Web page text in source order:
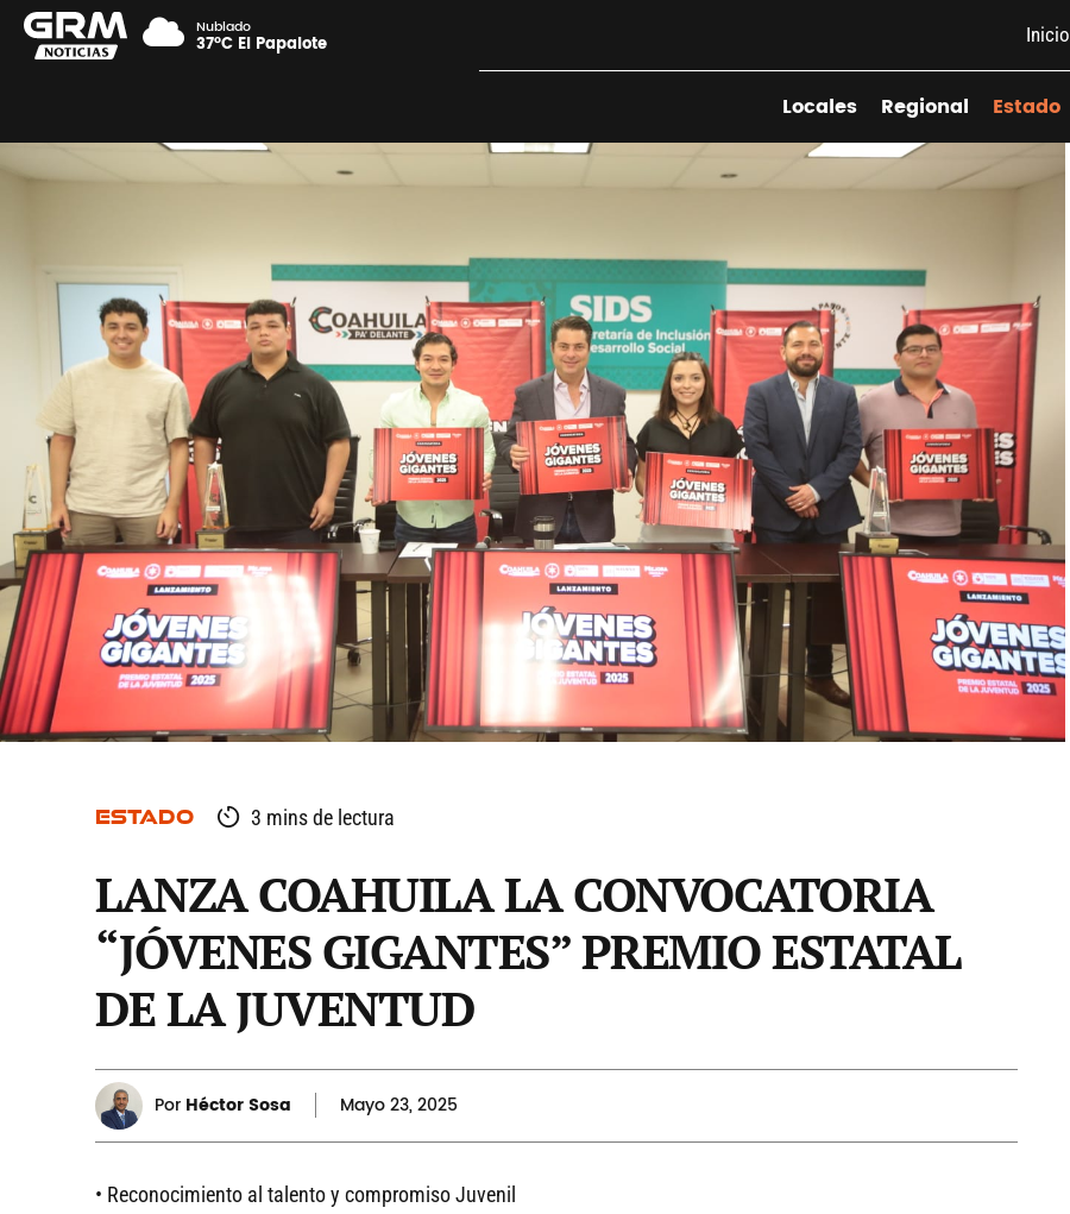
Nublado
37°C El Papalote Inicio
Locales Regional Estado
ESTADO 3 mins de lectura
LANZA COAHUILA LA CONVOCATORIA
“JÓVENES GIGANTES” PREMIO ESTATAL
DE LA JUVENTUD
Por Héctor Sosa Mayo23, 2025
• Reconocimiento al talento y compromiso Juvenil